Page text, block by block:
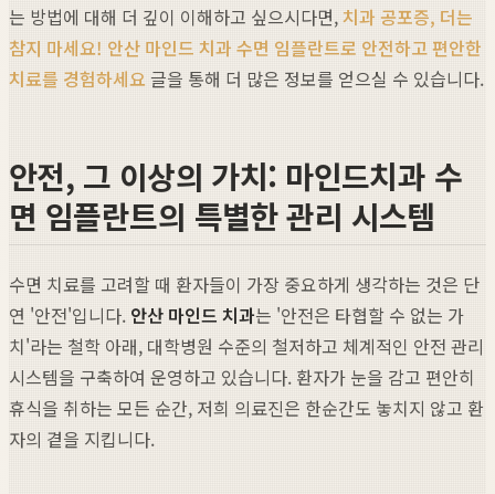
는 방법에 대해 더 깊이 이해하고 싶으시다면,치과 공포증, 더는
참지 마세요! 안산 마인드 치과 수면 임플란트로 안전하고 편안한
치료를 경험하세요 글을 통해 더 많은 정보를 얻으실 수 있습니다.
안전, 그 이상의 가치: 마인드치과 수
면 임플란트의 특별한 관리 시스템
수면 치료를 고려할 때 환자들이 가장 중요하게 생각하는 것은 단
연 '안전'입니다. 안산 마인드 치과는 '안전은 타협할 수 없는 가
치'라는 철학 아래, 대학병원 수준의 철저하고 체계적인 안전 관리
시스템을 구축하여 운영하고 있습니다. 환자가 눈을 감고 편안히
휴식을 취하는 모든 순간, 저희 의료진은 한순간도 놓치지 않고 환
자의 곁을 지킵니다.